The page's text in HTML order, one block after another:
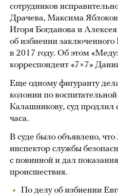
сотрудников
Драчева, Максима
Игоря Богданова и
об избиении
в 2017 году. Об этом
корреспондент «7×7»
Еще одному фигуранту
колонии по
Калашникову, суд продлил
часа.
В суде было объявлено,
инспектор службы
с повинной и дал
происшествия.
По делу об избиении